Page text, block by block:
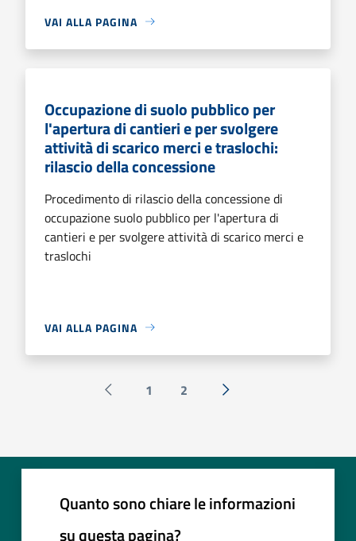
VAI ALLA PAGINA
Occupazione di suolo pubblico per
l'apertura di cantieri e per svolgere
attività di scarico merci e traslochi:
rilascio della concessione
Procedimento di rilascio della concessione di
occupazione suolo pubblico per l'apertura di
cantieri e per svolgere attività di scarico merci e
traslochi
VAI ALLA PAGINA
Pagina precedente
1 2 Successiva »
Quanto sono chiare le informazioni
su questa pagina?